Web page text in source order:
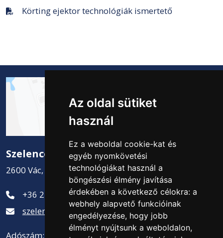
Az oldal sütiket
használ
Ez a weboldal cookie-kat és
egyéb nyomkövetési
technológiákat használ a
böngészési élmény javítása
érdekében a következő célokra: a
webhely alapvető funkcióinak
engedélyezése, hogy jobb
élményt nyújtsunk a weboldalon,
Körting ejektor technológiák ismertető
Szelence Kft.
2600 Vác, Csatamező út 2.
+36 27 311-881
szelence@szelencekft.hu
Adószám: 12141300-2-13